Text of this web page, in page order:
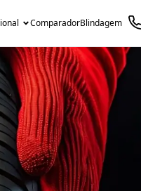
ComparadorBlindagem